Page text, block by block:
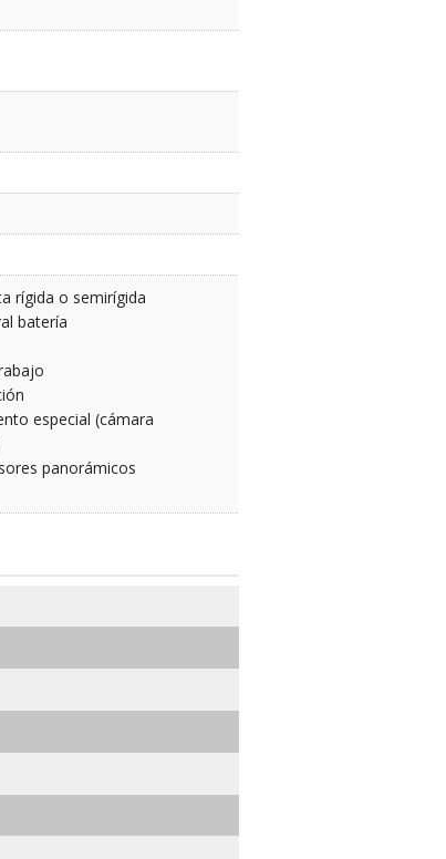
rígida o semirígida
batería
especial (cámara
panorámicos